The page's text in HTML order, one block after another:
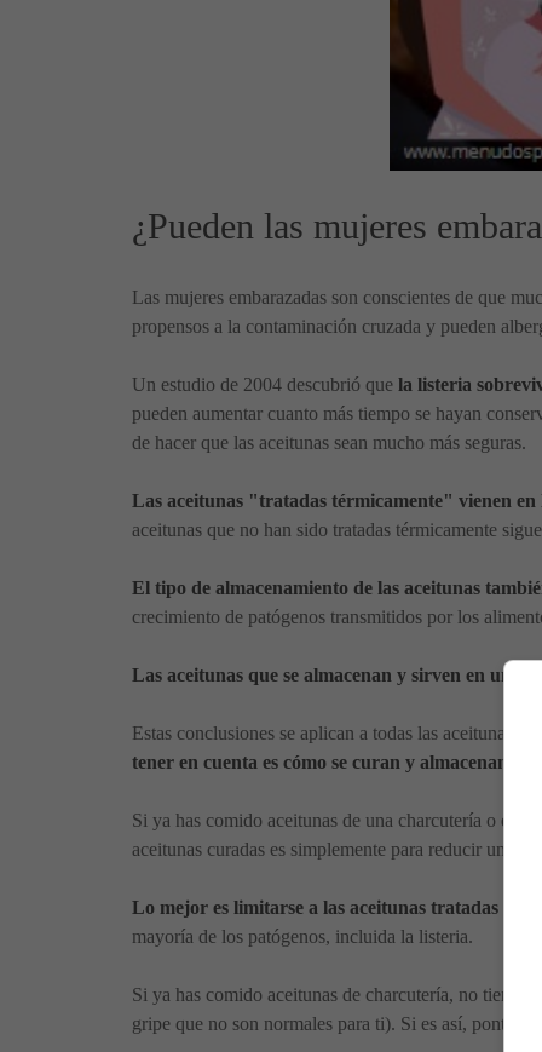
¿Pueden las mujeres
Las mujeres embarazadas son conscientes de que
propensos a la contaminación cruzada y pueden
Un estudio de 2004 descubrió que la listeria
pueden aumentar cuanto más tiempo se hayan
de hacer que las aceitunas sean mucho más seguras.
Las aceitunas "tratadas térmicamente" vienen
aceitunas que no han sido tratadas térmicamente
El tipo de almacenamiento de las aceitunas
crecimiento de patógenos transmitidos por los
Las aceitunas que se almacenan y sirven en un
Estas conclusiones se aplican a todas las aceitunas,
tener en cuenta es cómo se curan y almacenan
Si ya has comido aceitunas de una charcutería o en un
aceitunas curadas es simplemente para reducir un
Lo mejor es limitarse a las aceitunas tratadas
mayoría de los patógenos, incluida la listeria.
Si ya has comido aceitunas de charcutería, no tienes
gripe que no son normales para ti). Si es así, ponte